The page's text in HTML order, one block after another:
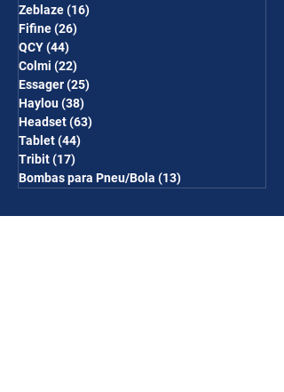
Zeblaze(16)
Fifine(26)
QCY(44)
Colmi (22)
Essager(25)
Haylou(38)
Headset(63)
Tablet(44)
Tribit(17)
Bombas para Pneu/Bola (13)